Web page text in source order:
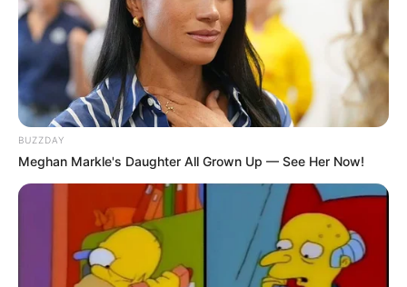
Tiergarten Mönchengladbach - Im Stadtteil
Odenkirchen tummeln sich auf einem 4,3 ha großen
Gelände rund 500 Tiere, die aus Europa und
anderen Kontinenten stammen. Informationen unter
www.tiergarten-moenchengladbach.de
stehende Schloss ist eigentlich eher eine Burg, die
weitem fällt der markante mittelalterliche Bergfried
auf. Informationen unter
www.schlosshuelchrath.co
Historische Altstadt von Kempen - Historische
BUZZDAY
Meghan Markle's Daughter All Grown Up — See Her Now!